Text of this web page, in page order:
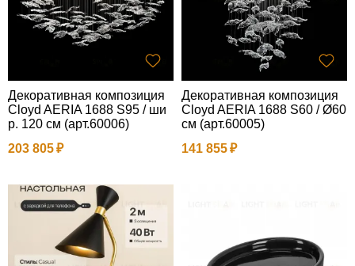
Декоративная композиция
Cloyd AERIA 1688 S95 / ши
р. 120 см (арт.60006)
203 805
Декоративная композиция
Cloyd AERIA 1688 S60 / Ø60
см (арт.60005)
141 855